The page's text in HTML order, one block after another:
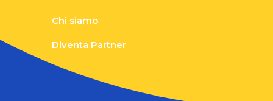
Chi siamo
Diventa Partner